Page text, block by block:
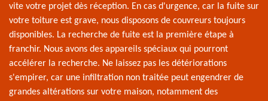
vite votre projet dès réception. En cas d'urgence, car la fuite sur
votre toiture est grave, nous disposons de couvreurs toujours
disponibles. La recherche de fuite est la première étape à
franchir. Nous avons des appareils spéciaux qui pourront
accélérer la recherche. Ne laissez pas les détériorations
s'empirer, car une infiltration non traitée peut engendrer de
grandes altérations sur votre maison, notamment des